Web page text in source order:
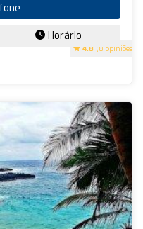
4.8 (8 opiniões)
Horário